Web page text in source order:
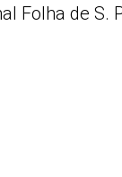
Folha de S.